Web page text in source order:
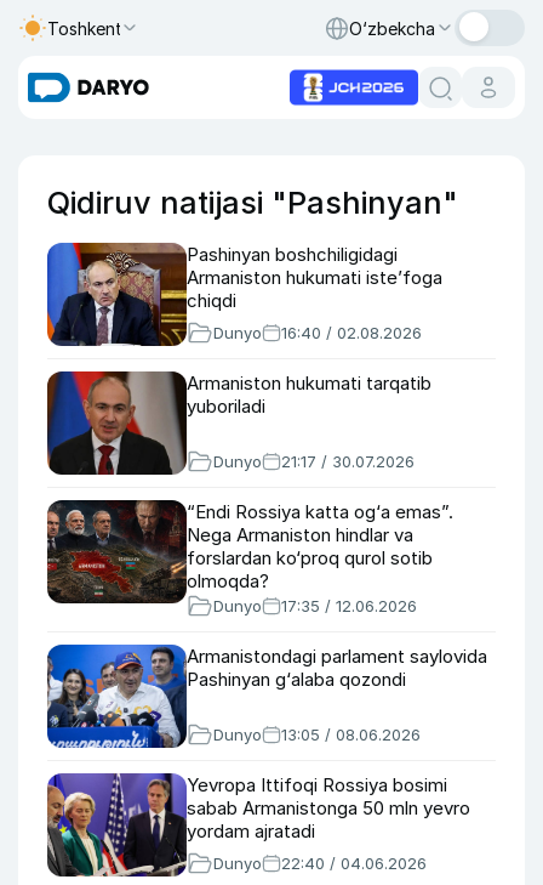
Toshkent O‘zbekcha
Qidiruv natijasi "Pashinyan"
Pashinyan boshchiligidagi
Armaniston hukumati iste’foga
chiqdi
Dunyo 16:40 / 02.08.2026
Armaniston hukumati tarqatib
yuboriladi
Dunyo 21:17 / 30.07.2026
“Endi Rossiya katta og‘a emas”.
Nega Armaniston hindlar va
forslardan ko‘proq qurol sotib
olmoqda?
Dunyo 17:35 / 12.06.2026
Armanistondagi parlament saylovida
Pashinyan g‘alaba qozondi
Dunyo 13:05 / 08.06.2026
Yevropa Ittifoqi Rossiya bosimi
sabab Armanistonga 50 mln yevro
yordam ajratadi
Dunyo 22:40 / 04.06.2026